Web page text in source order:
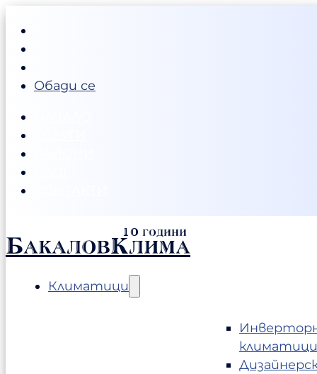
Обади се
БакаловКлима
Климатици
климатици